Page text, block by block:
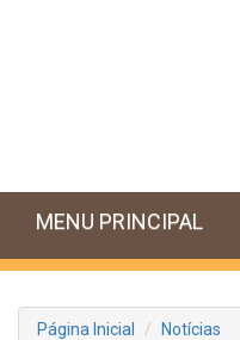
MENU PRINCIPAL
Página Inicial
Notícias